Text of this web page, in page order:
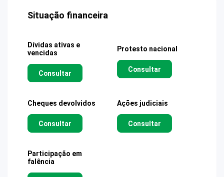
Situação financeira
Dívidas ativas e
vencidas
Consultar
Protesto nacional
Consultar
Cheques devolvidos
Consultar
Ações judiciais
Consultar
Participação em
falência